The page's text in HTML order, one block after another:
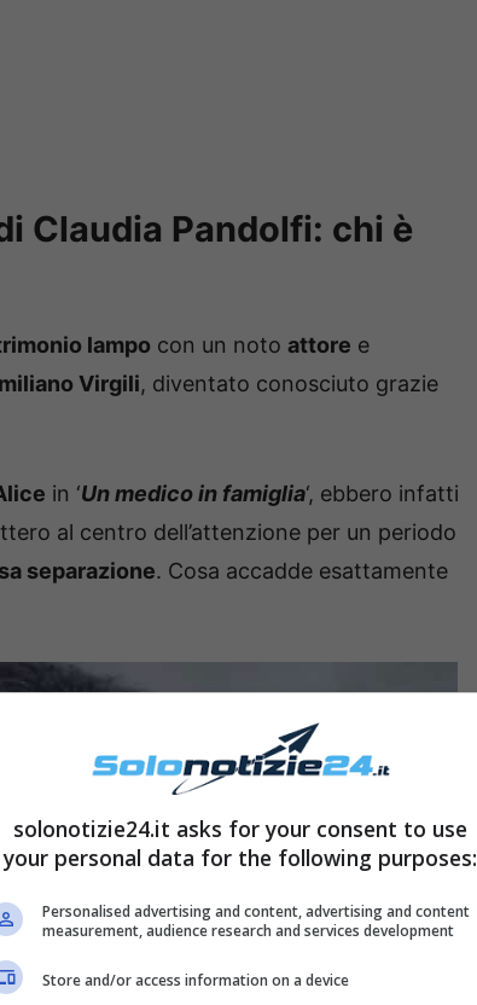
Claudia Pandolfi: chi è
lampo con un noto attore e
Virgili, diventato conosciuto grazie
in ‘Un medico in famiglia‘, ebbero infatti
al centro dell’attenzione per un periodo
separazione. Cosa accadde esattamente
solonotizie24.it asks for your consent to use
your personal data for the following purposes:
Personalised advertising and content, advertising and content
measurement, audience research and services development
Store and/or access information on a device